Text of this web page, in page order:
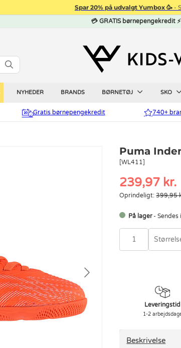
Spar 20% på udvalgt Yumbox 🥳 -
💳 GRATIS børnepengekredit
NYHEDER BRANDS BØRNETØJ SKO
Gratis børnepengekredit 740+
Puma
[WL411]
239,97 kr.
Oprindeligt:399,95
På lager -
Leveringstid
1-2
Beskrivelse